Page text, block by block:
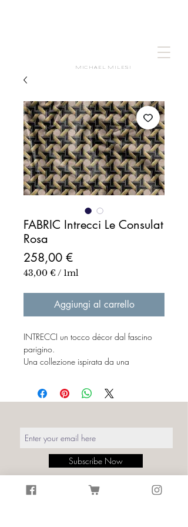
MICHAEL MILESI
FABRIC Intrecci Le Consulat
Rosa
258,00 €Prezzo
43,00 € / 1ml
ogni
Millilitro
Aggiungi al carrello
INTRECCI un tocco décor dal fascino
parigino.
Una collezione ispirata da una
texture dei bistrot traferiti su parete e su
tessuti stampati.
della tradizione francese, il fascino dei
loro intrecci è
intramontabile.
Dettagli:
Stampa: Intrecci Le Consulat Rosa
Subscribe Now